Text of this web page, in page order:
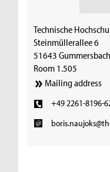
Technische
Steinmüllerallee 6
51643 Gummersbach
Room 1.505
Mailing address
+49 2261-8196-